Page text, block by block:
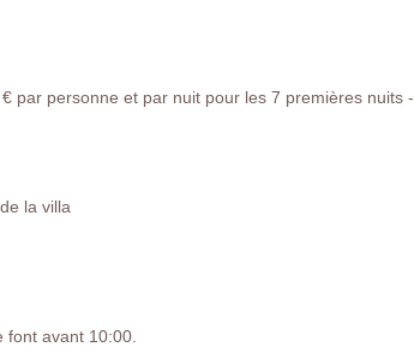
par personne et par nuit pour les 7 premières nuits -
la villa
avant 10:00.